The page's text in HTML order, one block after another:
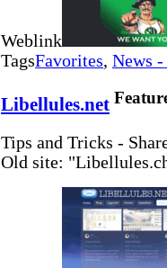
Weblink
TagsFavorites, News
Libellules.net
Tips and Tricks -
Old site: